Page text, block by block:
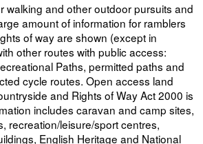
walking and other outdoor pursuits and
amount of information for ramblers
of way are shown (except in
other routes with public access:
Paths, permitted paths and
cycle routes. Open access land
and Rights of Way Act 2000 is
includes caravan and camp sites,
recreation/leisure/sport centres,
English Heritage and National